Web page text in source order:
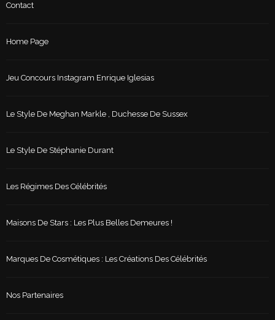
Contact
Home Page
Jeu Concours Instagram Enrique Iglesias
Le Style De Meghan Markle , Duchesse De Sussex
Le Style De Stéphanie Durant
Les Régimes Des Célébrités
Maisons De Stars : Les Plus Belles Demeures !
Marques De Cosmétiques : Les Créations Des Célébrités
Nos Partenaires